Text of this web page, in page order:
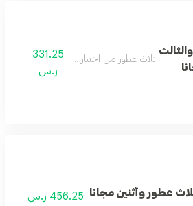
ثلاث عطور من اختيار العميل331.25
ر.س
عطور وأثنين مجانا 456.25 ر.س